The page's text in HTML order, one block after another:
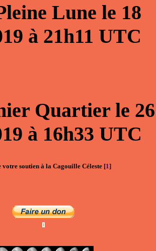
Lune le 18
à 21h11 UTC
Quartierle 26
à 16h33 UTC
votre soutien à la Cagouille Céleste[1]